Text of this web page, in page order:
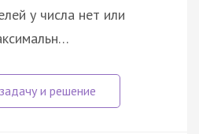
у числа нет или